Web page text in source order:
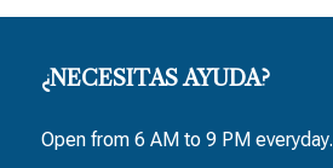
¿NECESITAS AYUDA?
Open from 6 AM to 9 PM everyday.